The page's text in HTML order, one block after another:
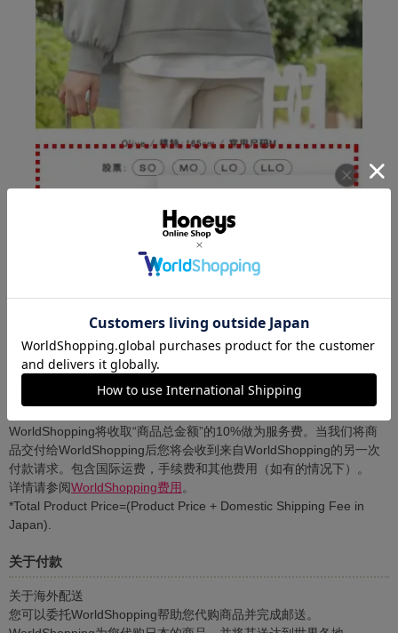
WorldShopping将收取“商品总金额”的10%做为服务费。当我们将商
品交付给WorldShopping后您将会收到来自WorldShopping的另一次
付款请求。包含国际运费，手续费和其他费用（如有的情况下）。
详情请参阅WorldShopping费用。
*Total Product Price=(Product Price + Domestic Shipping Fee in
Japan).
关于付款
关于海外配送
您可以委托WorldShopping帮助您代购商品并完成邮送。